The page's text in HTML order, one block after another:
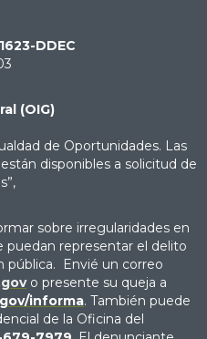
DDEC
(OIG)
de Oportunidades. Las
disponibles a solicitud de
sobre irregularidades en
puedan representar el delito
pública. Envié un correo
o presente su queja a
informa. También puede
de la Oficina del